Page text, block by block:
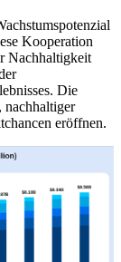
Kooperation
Nachhaltigkeit
Die
nachhaltiger
eröffnen.